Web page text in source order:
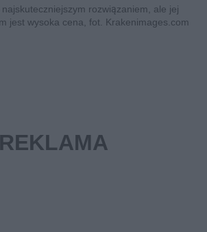
rozwiązaniem, ale jej
jest wysoka cena, fot. Krakenimages.com